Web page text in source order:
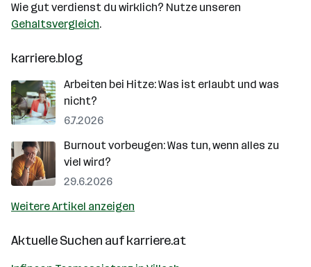
Wie gut verdienst du wirklich? Nutze unseren
Gehaltsvergleich.
karriere.blog
Arbeiten bei Hitze: Was ist erlaubt und was
nicht?
6.7.2026
Burnout vorbeugen: Was tun, wenn alles zu
viel wird?
29.6.2026
Weitere Artikel anzeigen
Aktuelle Suchen aufkarriere.at